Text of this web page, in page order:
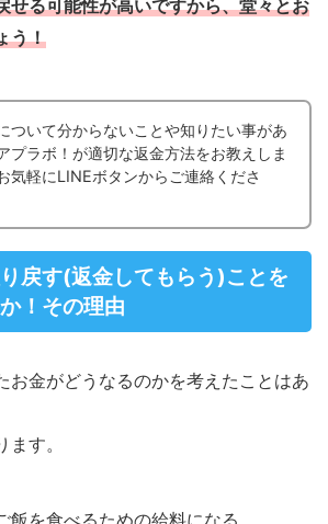
せる可能性が高いですから、堂々とお
う！
ついて分からないことや知りたい事があ
プラボ！が適切な返金方法をお教えしま
気軽にLINEボタンからご連絡くださ
戻す(返金してもらう)ことを
！その理由
お金がどうなるのかを考えたことはあ
す。